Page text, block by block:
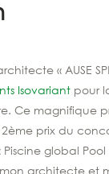
« AUSE
Isovariant pour
Ce magnifique
prix du
global Pool
architecte et